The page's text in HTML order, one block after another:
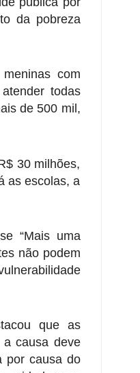
da pobreza
com
todas
de 500 mil,
30 milhões,
as escolas, a
“Mais uma
não podem
que as
causa deve
por causa do